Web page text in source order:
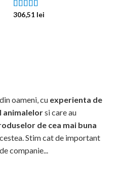
Evaluat la
306,51 lei
oameni, cu experienta de
animalelorsi care au
de cea mai buna
Stim cat de important
companie...